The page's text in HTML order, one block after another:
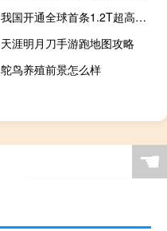
我国开通全球首条1.2T超高速下一代互联网主干通路
天涯明月刀手游跑地图攻略
鸵鸟养殖前景怎么样
☚